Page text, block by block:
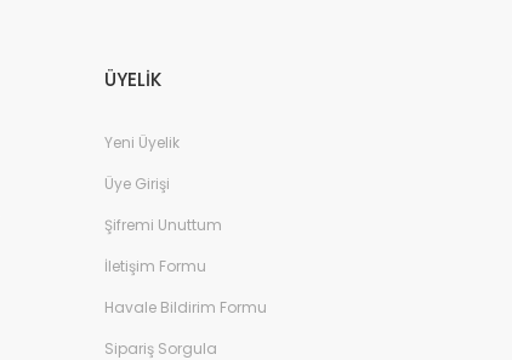
ÜYELİK
Yeni Üyelik
Üye Girişi
Şifremi Unuttum
İletişim Formu
Havale Bildirim Formu
Sipariş Sorgula